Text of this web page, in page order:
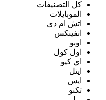
كل التصنيفات
الموبايلات
اتش ام دى
انفينكس
اوبو
اول كول
اي كيو
ايتل
ايس
تكنو